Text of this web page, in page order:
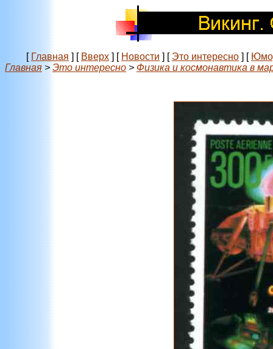
[ Главная ] [ Вверх ] [ Новости ] [ Это интересно ] [
Главная > Это интересно > Физика и космонавтика в